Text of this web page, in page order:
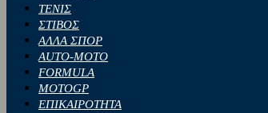
ΤΕΝΙΣ
ΣΤΙΒΟΣ
ΑΛΛΑ ΣΠΟΡ
AUTO-MOTO
FORMULA
MOTOGP
ΕΠΙΚΑΙΡΟΤΗΤΑ